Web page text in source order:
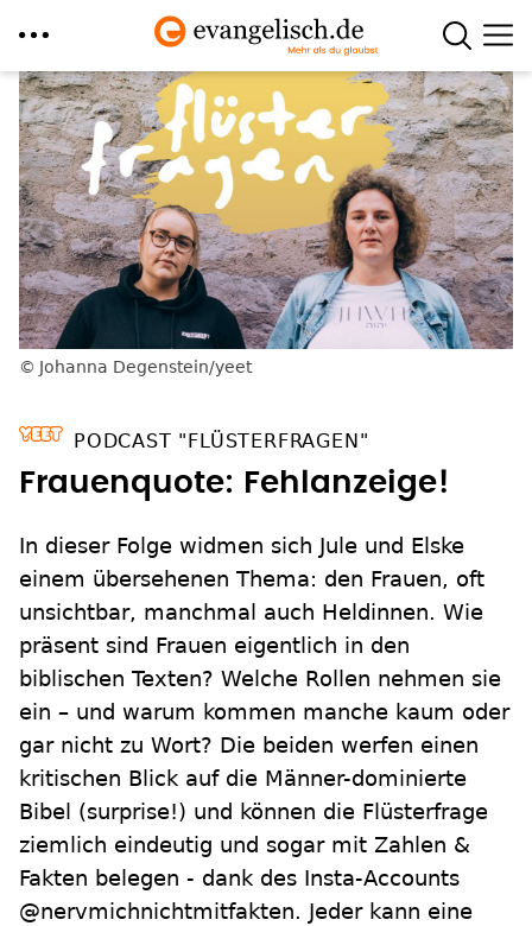
Direkt
zum
Inhalt
Johanna Degenstein/yeet
PODCAST "FLÜSTERFRAGEN"
Frauenquote: Fehlanzeige!
In dieser Folge widmen sich Jule und Elske
einem übersehenen Thema: den Frauen, oft
unsichtbar, manchmal auch Heldinnen. Wie
präsent sind Frauen eigentlich in den
biblischen Texten? Welche Rollen nehmen sie
ein – und warum kommen manche kaum oder
gar nicht zu Wort? Die beiden werfen einen
kritischen Blick auf die Männer-dominierte
Bibel (surprise!) und können die Flüsterfrage
ziemlich eindeutig und sogar mit Zahlen &
Fakten belegen - dank des Insta-Accounts
@nervmichnichtmitfakten. Jeder kann eine